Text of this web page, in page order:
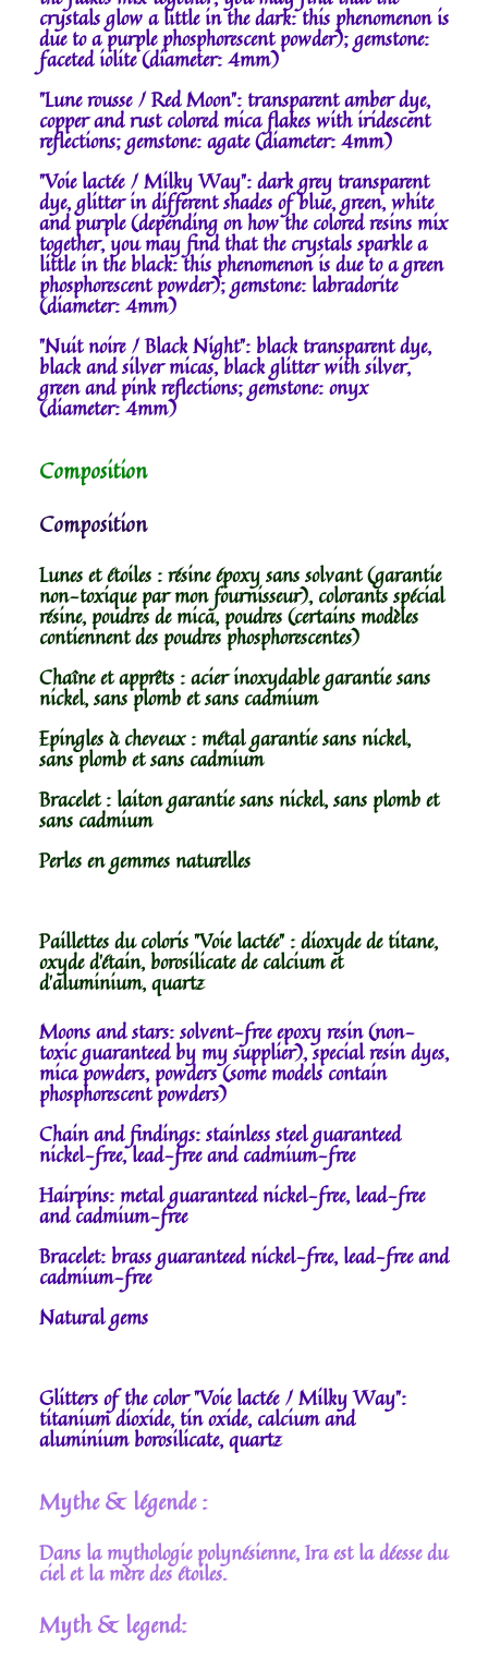
crystals glow a little in the dark: this phenomenon is
due to a purple phosphorescent powder); gemstone:
faceted iolite (diameter: 4mm)
"Lune rousse / Red Moon": transparent amber dye,
copper and rust colored mica flakes with iridescent
reflections; gemstone: agate (diameter: 4mm)
"Voie lactée / Milky Way": dark grey transparent
dye, glitter in different shades of blue, green, white
and purple (depending on how the colored resins mix
together, you may find that the crystals sparkle a
little in the black: this phenomenon is due to a green
phosphorescent powder); gemstone: labradorite
(diameter: 4mm)
"Nuit noire / Black Night": black transparent dye,
black and silver micas, black glitter with silver,
green and pink reflections; gemstone: onyx
(diameter: 4mm)
Composition
Composition
Lunes et étoiles : résine époxy sans solvant (garantie
non-toxique par mon fournisseur), colorants spécial
résine, poudres de mica, poudres (certains modèles
contiennent des poudres phosphorescentes)
Chaîne et apprêts : acier inoxydable garantie sans
nickel, sans plomb et sans cadmium
Epingles à cheveux : métal garantie sans nickel,
sans plomb et sans cadmium
Bracelet : laiton garantie sans nickel, sans plomb et
sans cadmium
Perles en gemmes naturelles
Paillettes du coloris "Voie lactée" : dioxyde de titane,
oxyde d’étain, borosilicate de calcium et
d'aluminium, quartz
Moons and stars: solvent-free epoxy resin (non-
toxic guaranteed by my supplier), special resin dyes,
mica powders, powders (some models contain
phosphorescent powders)
Chain and findings: stainless steel guaranteed
nickel-free, lead-free and cadmium-free
Hairpins: metal guaranteed nickel-free, lead-free
and cadmium-free
Bracelet: brass guaranteed nickel-free, lead-free and
cadmium-free
Natural gems
Glitters of the color "Voie lactée / Milky Way":
titanium dioxide, tin oxide, calcium and
aluminium borosilicate, quartz
Mythe & légende :
Dans la mythologie polynésienne, Ira est la déesse du
ciel et la mère des étoiles.
Myth & legend: